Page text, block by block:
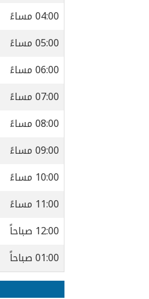
04:00 مساءً
05:00 مساءً
06:00 مساءً
07:00 مساءً
08:00 مساءً
09:00 مساءً
10:00 مساءً
11:00 مساءً
12:00 صباحاً
01:00 صباحاً